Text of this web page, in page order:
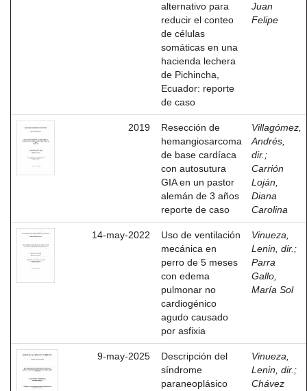
alternativo para
reducir el conteo
de células
somáticas en una
hacienda lechera
de Pichincha,
Ecuador: reporte
de caso
Juan
Felipe
2019
Resección de
hemangiosarcoma
de base cardíaca
con autosutura
GIA en un pastor
alemán de 3 años
reporte de caso
Villagómez,
Andrés,
dir. ;
Carrión
Loján,
Diana
Carolina
14-may-2022
Uso de ventilación
mecánica en
perro de 5 meses
con edema
pulmonar no
cardiogénico
agudo causado
por asfixia
Vinueza,
Lenin, dir. ;
Parra
Gallo,
María Sol
9-may-2025
Descripción del
síndrome
paraneoplásico
Vinueza,
Lenin, dir. ;
Chávez